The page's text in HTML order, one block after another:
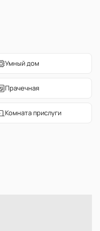
Умный дом
Прачечная
Комната прислуги